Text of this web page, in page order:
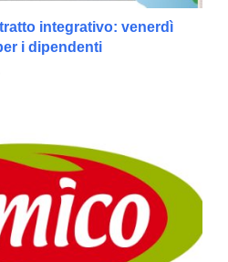
integrativo: venerdì
i dipendenti